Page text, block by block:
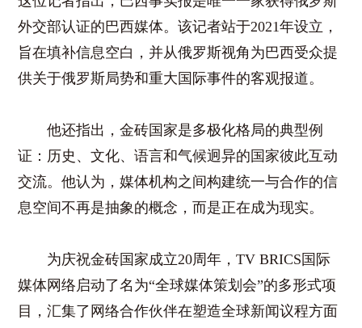
外交部认证的巴西媒体。该记者站于2021年设立，
旨在填补信息空白，并从俄罗斯视角为巴西受众提
供关于俄罗斯局势和重大国际事件的客观报道。
他还指出，金砖国家是多极化格局的典型例
证：历史、文化、语言和气候迥异的国家彼此互动
交流。他认为，媒体机构之间构建统一与合作的信
息空间不再是抽象的概念，而是正在成为现实。
为庆祝金砖国家成立20周年，TV BRICS国际
媒体网络启动了名为“全球媒体策划会”的多形式项
目，汇集了网络合作伙伴在塑造全球新闻议程方面